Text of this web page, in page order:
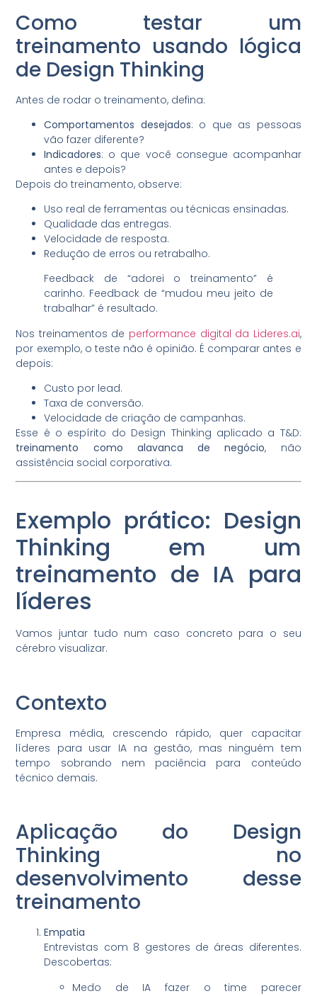
Como testar um
treinamento usando lógica
de Design Thinking
Antes de rodar o treinamento, defina:
Comportamentos desejados: o que as pessoas
vão fazer diferente?
Indicadores: o que você consegue acompanhar
antes e depois?
Depois do treinamento, observe:
Uso real de ferramentas ou técnicas ensinadas.
Qualidade das entregas.
Velocidade de resposta.
Redução de erros ou retrabalho.
Feedback de “adorei o treinamento” é
carinho. Feedback de “mudou meu jeito de
trabalhar” é resultado.
Nos treinamentos de performance digital da Lideres.ai,
por exemplo, o teste não é opinião. É comparar antes e
depois:
Custo por lead.
Taxa de conversão.
Velocidade de criação de campanhas.
Esse é o espírito do Design Thinking aplicado a T&D:
treinamento como alavanca de negócio, não
assistência social corporativa.
Exemplo prático: Design
Thinking em um
treinamento de IA para
líderes
Vamos juntar tudo num caso concreto para o seu
cérebro visualizar.
Contexto
Empresa média, crescendo rápido, quer capacitar
líderes para usar IA na gestão, mas ninguém tem
tempo sobrando nem paciência para conteúdo
técnico demais.
Aplicação do Design
Thinking no
desenvolvimento desse
treinamento
Empatia
Entrevistas com 8 gestores de áreas diferentes.
Descobertas:
Medo de IA fazer o time parecer